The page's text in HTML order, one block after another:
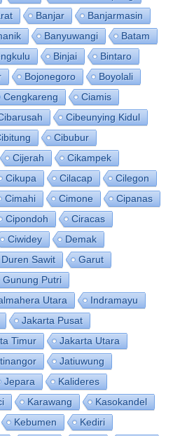
Banjar
Banjarmasin
Banyuwangi
Batam
Binjai
Bintaro
Bojonegoro
Boyolali
Cengkareng
Ciamis
Cibeunying Kidul
Cibubur
Cijerah
Cikampek
Cikupa Cilacap
Cilegon
Cimahi Cimone
Cipanas
Cipondoh
Ciracas
Ciwidey
Demak
Duren Sawit
Garut
Gunung Putri
Utara
Indramayu
Jakarta Pusat
Timur
Jakarta Utara
Jatiuwung
Jepara
Kalideres
Karawang
Kasokandel
Kebumen
Kediri